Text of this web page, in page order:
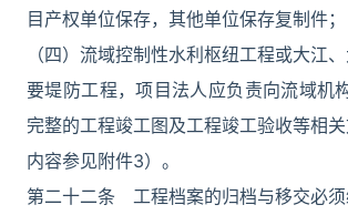
目产权单位保存，其他单位保存复制件；
（四）流域控制性水利枢纽工程或大江
要堤防工程，项目法人应负责向流域机
完整的工程竣工图及工程竣工验收等相
内容参见附件3）。
第二十二条 工程档案的归档与移交必须